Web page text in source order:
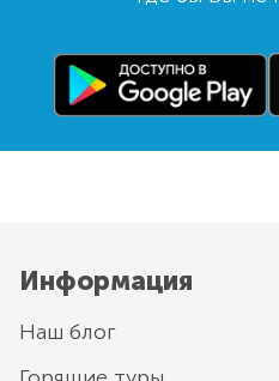
Информация
Наш блог